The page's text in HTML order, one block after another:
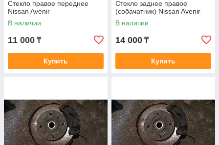
Стекло правое переднее
Nissan Avenir
В наличии
11 000 ₸
Купить
Стекло заднее правое
(собачатник) Nissan Avenir
В наличии
14 000 ₸
Купить